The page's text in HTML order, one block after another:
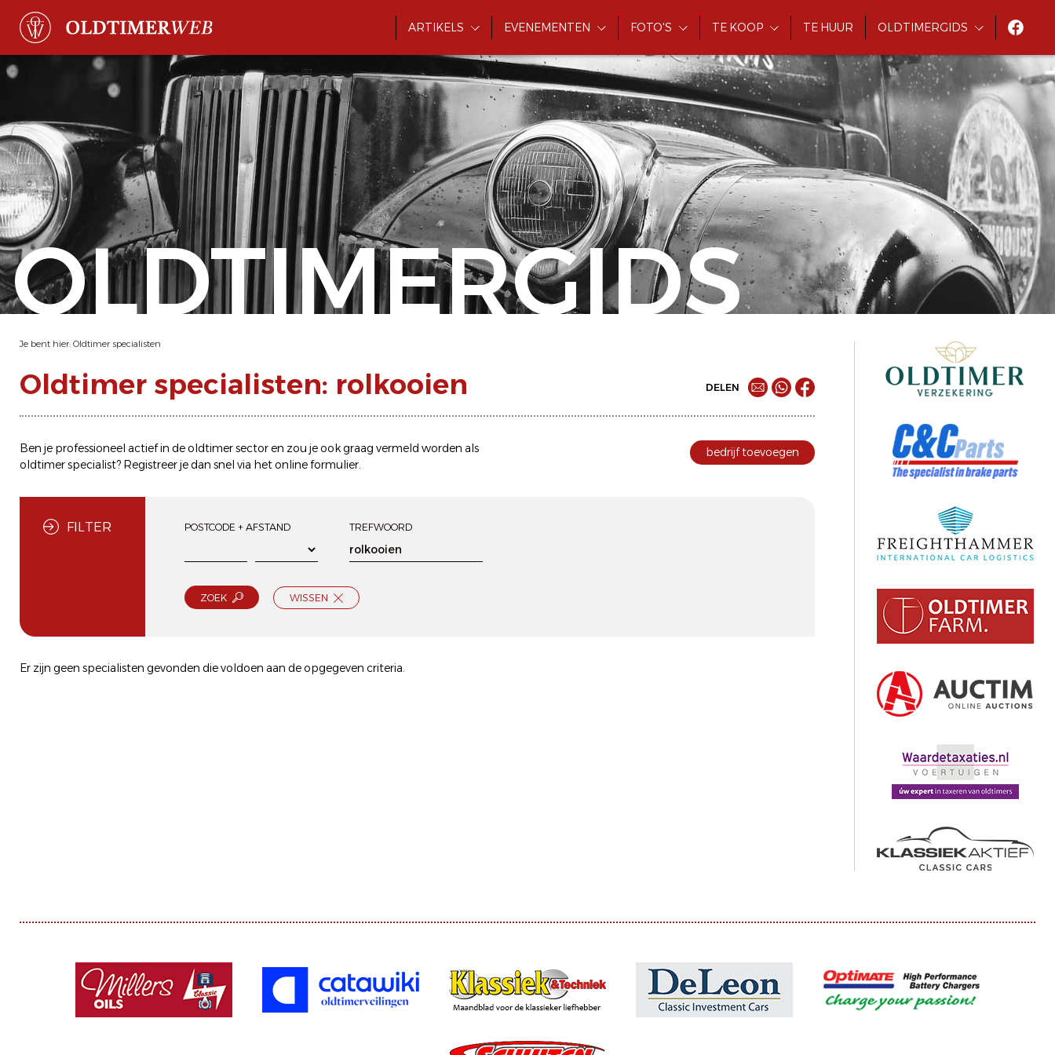
ARTIKELS EVENEMENTEN FOTO'S TE KOOP TE HUUR OLDTIMERGIDS
OLDTIMERGIDS
Je bent hier: Oldtimer specialisten
Oldtimer specialisten: rolkooien DELEN
Ben je professioneel actief in de oldtimer sector en zou je ook graag vermeld worden als
oldtimer specialist? Registreer je dan snel via hetonline formulier.
bedrijf toevoegen
FILTER POSTCODE + AFSTAND TREFWOORD
ZOEK WISSEN
Er zijn geen specialisten gevonden die voldoen aan de opgegeven criteria.